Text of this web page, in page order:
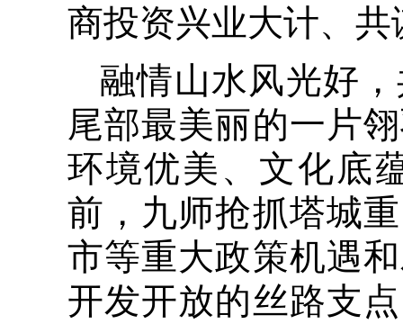
商投资兴业大计、
融情山水风光好
尾部最美丽的一片
环境优美、文化底
前，九师抢抓塔城
市等重大政策机遇
开发开放的丝路支